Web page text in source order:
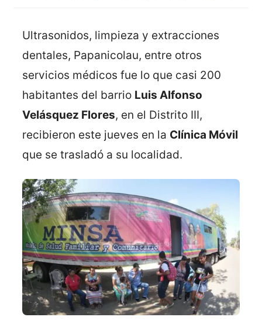
Ultrasonidos, limpieza y extracciones
dentales, Papanicolau, entre otros
servicios médicos fue lo que casi 200
habitantes del barrio Luis Alfonso
Velásquez Flores, en el Distrito III,
recibieron este jueves en la Clínica Móvil
que se trasladó a su localidad.